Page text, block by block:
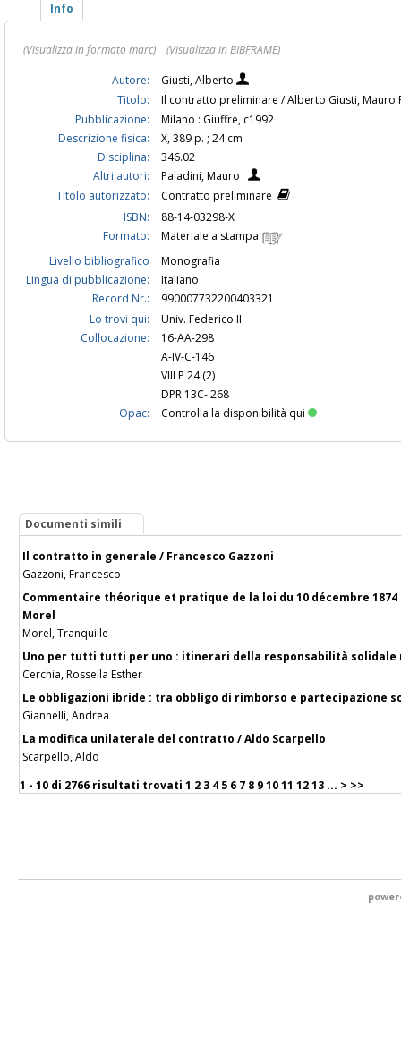
Info
(Visualizza in formato marc)
(Visualizza in BIBFRAME)
Autore:
Giusti, Alberto
Titolo:
Il contratto preliminare / Alberto Giusti, Mauro
Pubblicazione:
Milano : Giuffrè, c1992
Descrizione fisica:
X, 389 p. ; 24 cm
Disciplina:
346.02
Altri autori:
Paladini, Mauro
Titolo autorizzato:
Contratto preliminare
ISBN:
88-14-03298-X
Formato:
Materiale a stampa
Livello bibliografico
Monografia
Lingua di pubblicazione:
Italiano
Record Nr.:
990007732200403321
Lo trovi qui:
Univ. Federico II
Collocazione:
16-AA-298
A-IV-C-146
VIII P 24 (2)
DPR 13C- 268
Opac:
Controlla la disponibilità qui
Documenti simili
Il contratto in generale / Francesco Gazzoni
Gazzoni, Francesco
Commentaire théorique et pratique de la loi du 10 décembre
Morel
Morel, Tranquille
Uno per tutti tutti per uno : itinerari della responsabilità solidale
Cerchia, Rossella Esther
Le obbligazioni ibride : tra obbligo di rimborso e partecipazione
Giannelli, Andrea
La modifica unilaterale del contratto / Aldo Scarpello
Scarpello, Aldo
1 - 10 di 2766 risultati trovati 1 2 3 4 5 6 7 8 91011 1213 ... > >>